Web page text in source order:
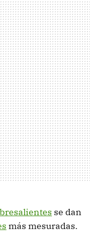
se dan
más mesuradas.